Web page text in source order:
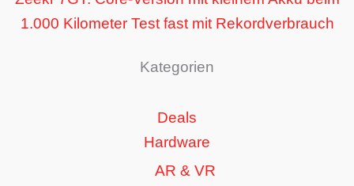
1.000 Kilometer Test fast mit Rekordverbrauch
Kategorien
Deals
Hardware
AR & VR